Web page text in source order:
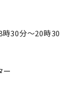
30分～20時30
ー